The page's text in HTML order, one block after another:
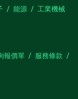
能源
工業機械
報價單
服務條款